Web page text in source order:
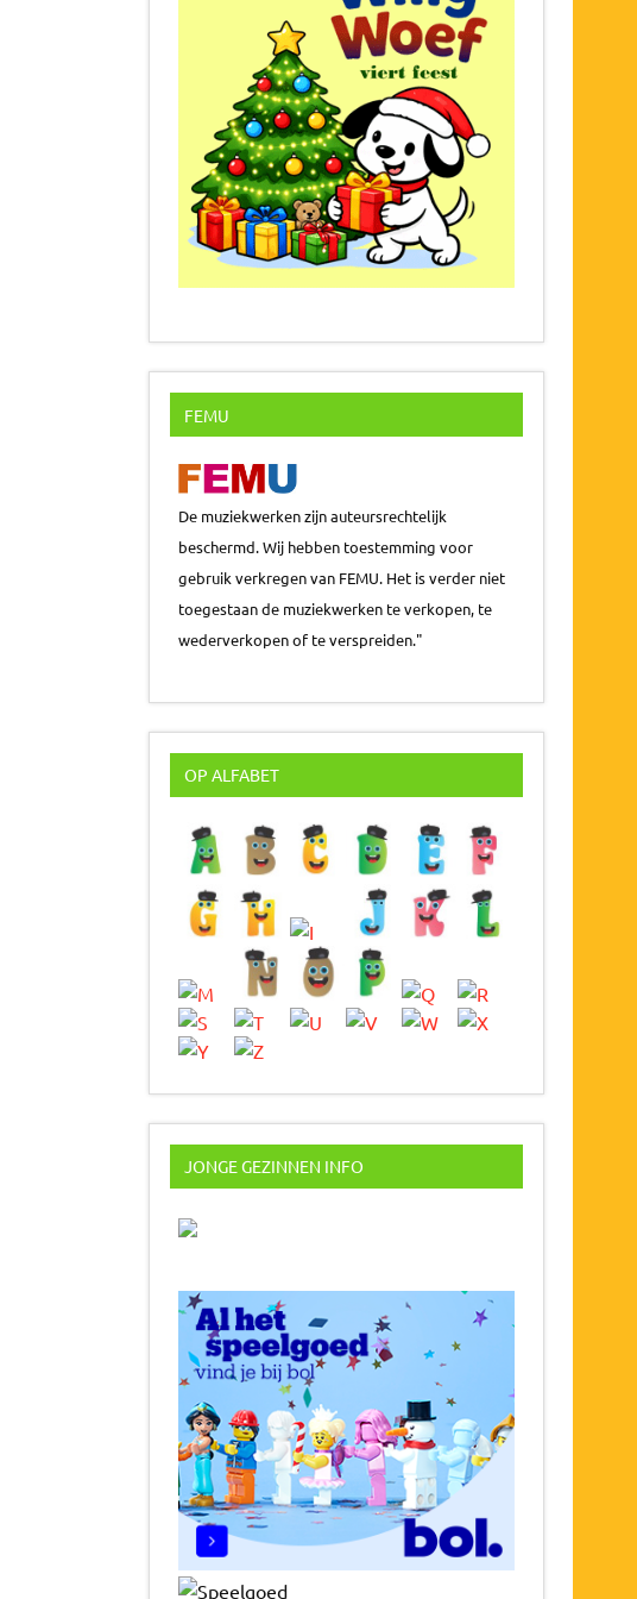
FEMU
De muziekwerken zijn auteursrechtelijk
beschermd. Wij hebben toestemming voor
gebruik verkregen van FEMU. Het is verder niet
toegestaan de muziekwerken te verkopen, te
wederverkopen of te verspreiden."
OP ALFABET
JONGE GEZINNEN INFO